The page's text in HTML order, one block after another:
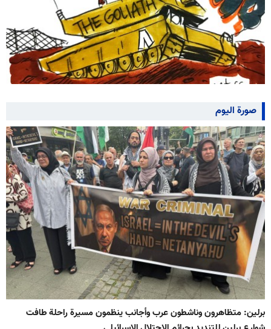
صورة اليوم
برلين: متظاهرون وناشطون عرب وأجانب ينظمون مسيرة راحلة طافت